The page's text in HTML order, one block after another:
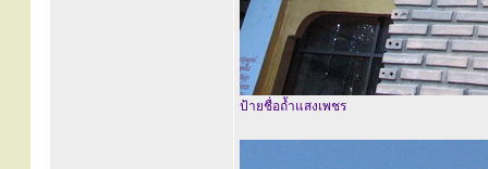
ป้ายชื่อถ้ำแสงเพชร